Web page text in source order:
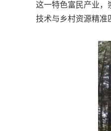
这一特色富民产业，
技术与乡村资源精准